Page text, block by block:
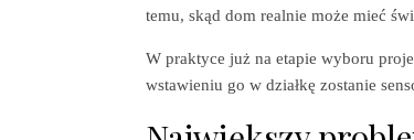
temu, skąd dom realnie może mieć
W praktyce już na etapie wyboru
wstawieniu go w działkę zostanie